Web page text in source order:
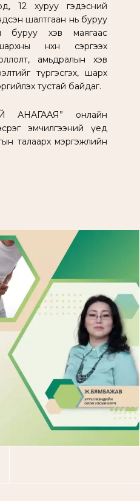
12 хуруу гэдэсний
шалтгаан нь буруу
буруу хэв маягаас
нөхөн сэргээх
амьдралын хэв
түргэсгэх, шарх
тустай байдаг.
АНАГААЯ” онлайн
эмчилгээний үед
талаарх мэргэжлийн